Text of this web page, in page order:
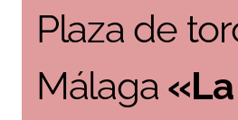
Plaza de
Málaga «La